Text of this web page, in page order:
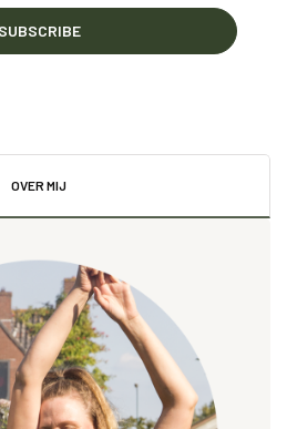
SUBSCRIBE
OVER MIJ